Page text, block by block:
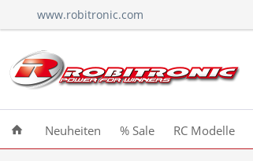
www.robitronic.com
Neuheiten % Sale RC Modelle